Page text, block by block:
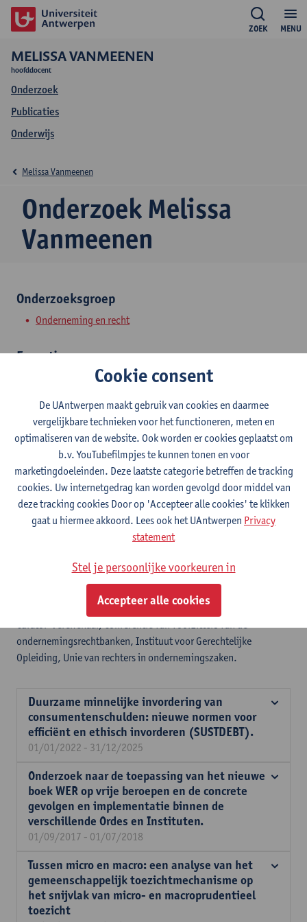
MENU
ZOEK
MELISSA VANMEENEN
hoofddocent
Onderzoek
Publicaties
Onderwijs
Onderzoek Melissa
Vanmeenen
Melissa Vanmeenen
Onderzoeksgroep
Onderneming en recht
Expertise
Mijn onderzoek bestrijkt het ruime domein van het
bestudeer zowel de positie van de schuldenaar als de
schuldeisers en dit op verschillende niveaus (opsporing,
zekerheidsrechten, insolventieprocedures). Een kernaspect van
mijn onderzoek is preventie van insolventie en redding van
ondernemingen in moeilijkheden zowel op nationaal, Europees
en internationaal vlak. Momenteel houd ik me bezig met de
interactie tussen insolventierecht en andere domeinen, zoals
ADR, mededingingsrecht, sustainable debt collection. Ik geef
advies en werk actief mee aan de ontwikkeling en verbetering van
expertengroep insollventierecht Europese Commissie). Ik
professionele organisaties, o.a. Post-academische opleiding
Curator-Vereffenaar, Conferentie van voorzitters van de
ondernemingsrechtbanken, Instituut voor Gerechtelijke
Opleiding, Unie van rechters in ondernemingszaken.
Duurzame minnelijke invordering van
consumentenschulden: nieuwe normen voor
efficiënt en ethisch invorderen (SUSTDEBT).
01/01/2022 - 31/12/2025
Onderzoek naar de toepassing van het nieuwe
boek WER op vrije beroepen en de concrete
gevolgen en implementatie binnen de
verschillende Ordes en Instituten.
01/09/2017 - 01/07/2018
Tussen micro en macro: een analyse van het
gemeenschappelijk toezichtmechanisme op
het snijvlak van micro- en macroprudentieel
toezicht
Cookie consent
De UAntwerpen maakt gebruik van cookies en daarmee
vergelijkbare technieken voor het functioneren, meten en
optimaliseren van de website. Ook worden er cookies geplaatst om
b.v. YouTubefilmpjes te kunnen tonen en voor
marketingdoeleinden. Deze laatste categorie betreffen de tracking
cookies. Uw internetgedrag kan worden gevolgd door middel van
deze tracking cookies Door op 'Accepteer alle cookies' te klikken
gaat u hiermee akkoord. Lees ook het UAntwerpen Privacy
statement
Stel je persoonlijke voorkeuren in
Accepteer alle cookies